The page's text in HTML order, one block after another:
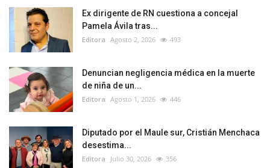
Ex dirigente de RN cuestiona a concejal
Pamela Ávila tras...
Editora Agosto 2, 2026 493
Denuncian negligencia médica en la muerte
de niña de un...
Editora Agosto 1, 2026 446
Diputado por el Maule sur, Cristián Menchaca
desestima...
Editora Julio 30, 2026 356